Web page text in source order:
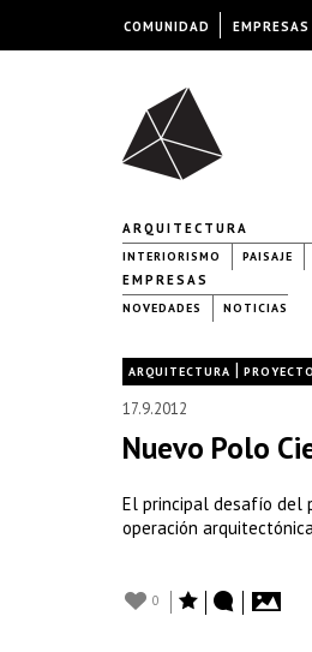
ARQUITECTURA
INTERIORISMO PAISAJE
EMPRESAS
NOVEDADES NOTICIAS
ARQUITECTURA |
17.9.2012
Nuevo Polo
El principal desafío del
operación
0
COMUNIDAD EMPRESAS